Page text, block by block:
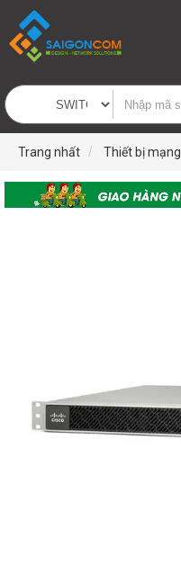
Trang nhất Thiết bị mạng